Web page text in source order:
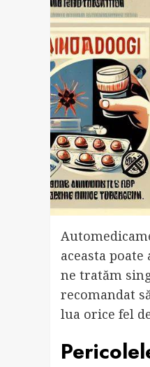
aceasta
ne tratăm
recomandat
lua orice fel